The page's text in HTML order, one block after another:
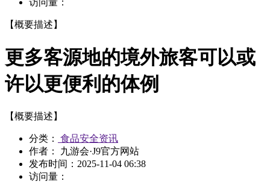
访问量：
【概要描述】
更多客源地的境外旅客可以或
许以更便利的体例
【概要描述】
分类：
食品安全资讯
作者： 九游会·J9官方网站
发布时间： 2025-11-04 06:38
访问量：